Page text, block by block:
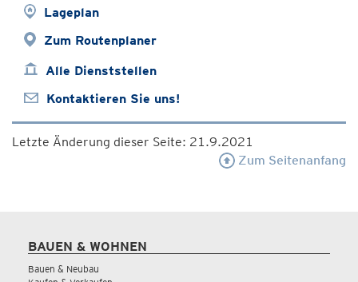
Lageplan
Zum Routenplaner
Alle Dienststellen
Kontaktieren Sie uns!
Letzte Änderung dieser Seite: 21.9.2021
Zum Seitenanfang
BAUEN & WOHNEN
Bauen & Neubau